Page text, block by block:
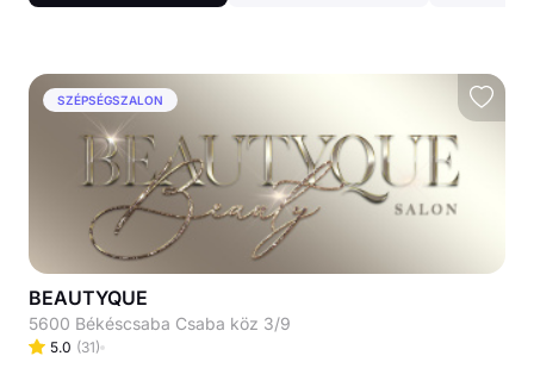
SZÉPSÉGSZALON
BEAUTYQUE
5600 Békéscsaba Csaba köz 3/9
5.0 (31)